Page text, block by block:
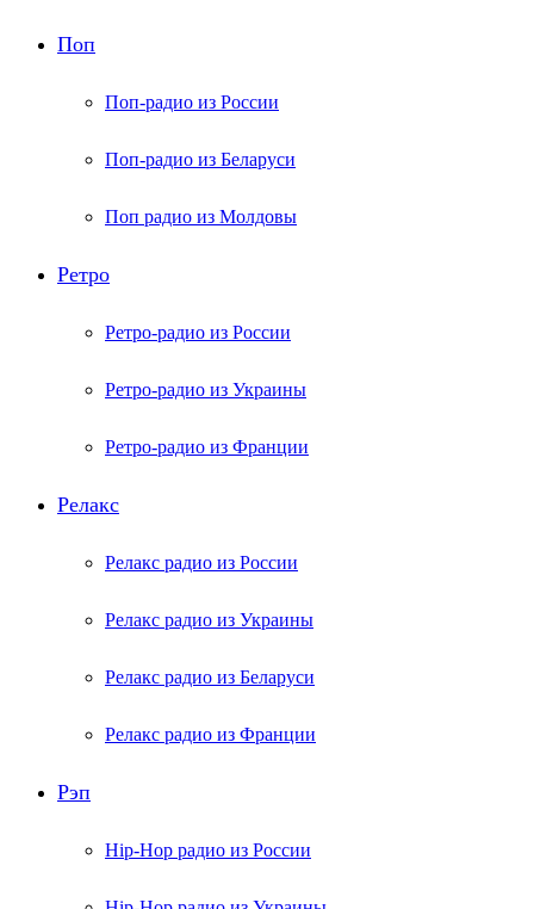
Поп
Поп-радио из России
Поп-радио из Беларуси
Поп радио из Молдовы
Ретро
Ретро-радио из России
Ретро-радио из Украины
Ретро-радио из Франции
Релакс
Релакс радио из России
Релакс радио из Украины
Релакс радио из Беларуси
Релакс радио из Франции
Рэп
Hip-Hop радио из России